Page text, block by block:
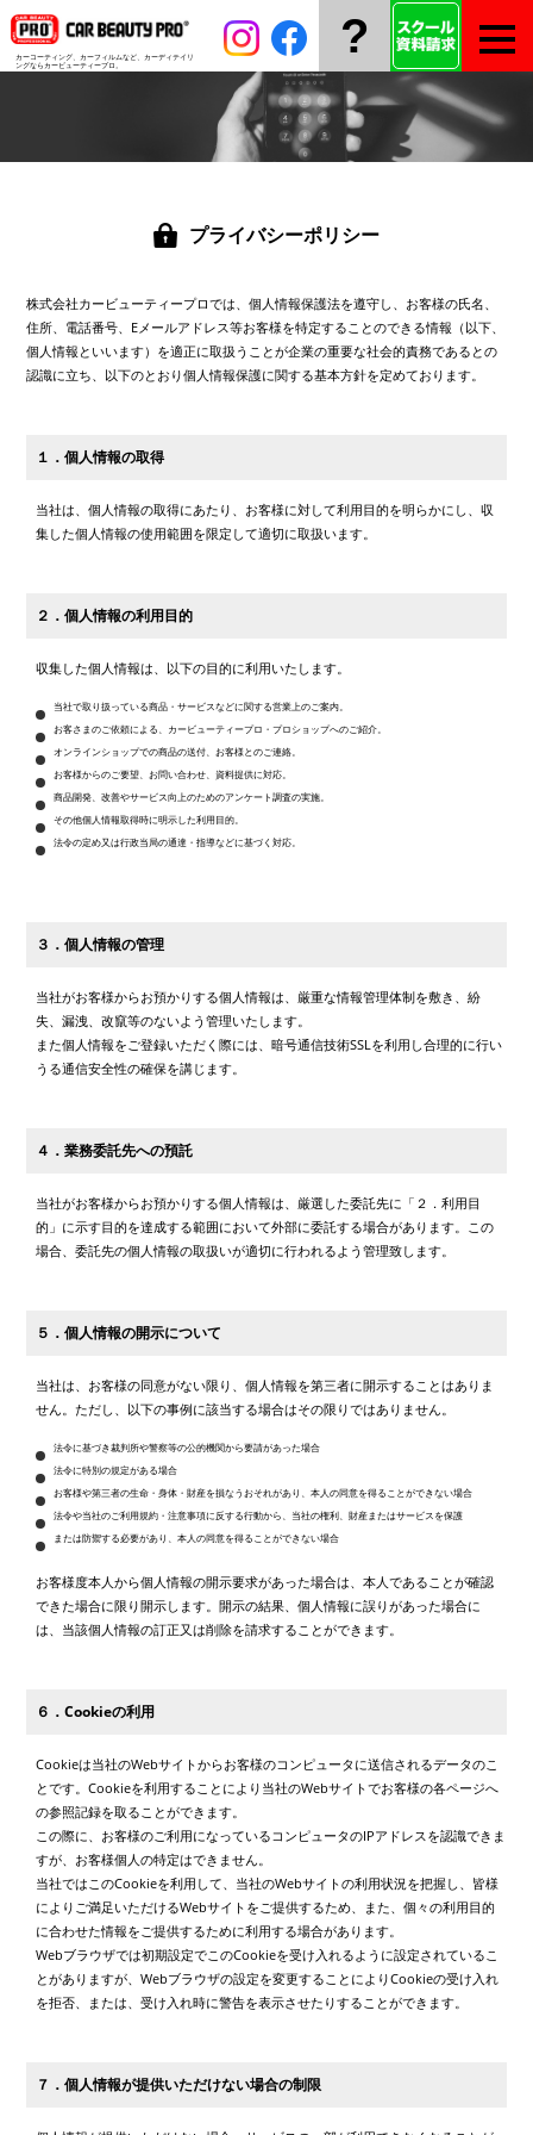
カーコーティング、カーフィルムなど、 カーディテイリ
ングならカービューティープロ。
?
プライバシーポリシー
株式会社カービューティープロでは、個人情報保護法を遵守し、お客様の氏名、
住所、電話番号、Eメールアドレス等お客様を特定することのできる情報（以下、
個人情報といいます）を適正に取扱うことが企業の重要な社会的責務であるとの
認識に立ち、以下のとおり個人情報保護に関する基本方針を定めております。
１．個人情報の取得
当社は、個人情報の取得にあたり、お客様に対して利用目的を明らかにし、収
集した個人情報の使用範囲を限定して適切に取扱います。
２．個人情報の利用目的
収集した個人情報は、以下の目的に利用いたします。
当社で取り扱っている商品・サービスなどに関する営業上のご案内。
お客さまのご依頼による、カービューティープロ・プロショップへのご紹介。
オンラインショップでの商品の送付、お客様とのご連絡。
お客様からのご要望、お問い合わせ、資料提供に対応。
商品開発、改善やサービス向上のためのアンケート調査の実施。
その他個人情報取得時に明示した利用目的。
法令の定め又は行政当局の通達・指導などに基づく対応。
３．個人情報の管理
当社がお客様からお預かりする個人情報は、厳重な情報管理体制を敷き、紛
失、漏洩、改竄等のないよう管理いたします。
また個人情報をご登録いただく際には、暗号通信技術SSLを利用し合理的に行い
うる通信安全性の確保を講じます。
４．業務委託先への預託
当社がお客様からお預かりする個人情報は、厳選した委託先に「２．利用目
的」に示す目的を達成する範囲において外部に委託する場合があります。この
場合、委託先の個人情報の取扱いが適切に行われるよう管理致します。
５．個人情報の開示について
当社は、お客様の同意がない限り、個人情報を第三者に開示することはありま
せん。ただし、以下の事例に該当する場合はその限りではありません。
法令に基づき裁判所や警察等の公的機関から要請があった場合
法令に特別の規定がある場合
お客様や第三者の生命・身体・財産を損なうおそれがあり、本人の同意を得ることができない場合
法令や当社のご利用規約・注意事項に反する行動から、当社の権利、財産またはサービスを保護
または防禦する必要があり、本人の同意を得ることができない場合
お客様度本人から個人情報の開示要求があった場合は、本人であることが確認
できた場合に限り開示します。開示の結果、個人情報に誤りがあった場合に
は、当該個人情報の訂正又は削除を請求することができます。
６．Cookieの利用
Cookieは当社のWebサイトからお客様のコンピュータに送信されるデータのこ
とです。Cookieを利用することにより当社のWebサイトでお客様の各ページへ
の参照記録を取ることができます。
この際に、お客様のご利用になっているコンピュータのIPアドレスを認識できま
すが、お客様個人の特定はできません。
当社ではこのCookieを利用して、当社のWebサイトの利用状況を把握し、皆様
によりご満足いただけるWebサイトをご提供するため、また、個々の利用目的
に合わせた情報をご提供するために利用する場合があります。
Webブラウザでは初期設定でこのCookieを受け入れるように設定されているこ
とがありますが、Webブラウザの設定を変更することによりCookieの受け入れ
を拒否、または、受け入れ時に警告を表示させたりすることができます。
７．個人情報が提供いただけない場合の制限